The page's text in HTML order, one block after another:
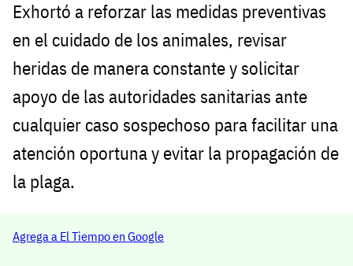
Exhortó a reforzar las medidas preventivas
en el cuidado de los animales, revisar
heridas de manera constante y solicitar
apoyo de las autoridades sanitarias ante
cualquier caso sospechoso para facilitar una
atención oportuna y evitar la propagación de
la plaga.
Agrega a El Tiempo en Google